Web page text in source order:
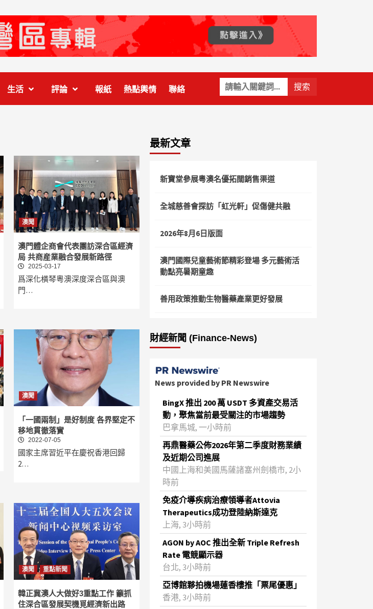
關
鍵
字:
生活 評論 報紙 熱點輿情 聯絡
澳聞
澳門體企商會代表團訪深合區經濟
局 共商産業融合發展新路徑
2025-03-17
爲深化橫琴粵澳深度深合區與澳
門…
澳聞
「一國兩制」是好制度 各界堅定不
移地貫徹落實
2022-07-05
國家主席習近平在慶祝香港回歸
2…
澳聞 重點新聞
韓正冀澳人大做好3重點工作 籲抓
住深合區發展契機覓經濟新出路
最新文章
新寶堂參展粵澳名優拓闊銷售渠道
全城慈善會探訪「虹光軒」促傷健共融
2026年8月6日版面
澳門國際兒童藝術節精彩登場 多元藝術活
動點亮暑期童趣
善用政策推動生物醫藥產業更好發展
財經新聞 (Finance-News)
News provided by PR Newswire
BingX 推出 200 萬 USDT 多資產交易活
動，聚焦當前最受關注的市場趨勢
巴拿馬城, 一小時前
再鼎醫藥公佈2026年第二季度財務業績
及近期公司進展
中國上海和美國馬薩諸塞州劍橋市, 2小
時前
免疫介導疾病治療領導者Attovia
Therapeutics成功登陸納斯達克
上海, 3小時前
AGON by AOC 推出全新 Triple Refresh
Rate 電競顯示器
台北, 3小時前
亞博館夥拍機場蓮香樓推「票尾優惠」
香港, 3小時前